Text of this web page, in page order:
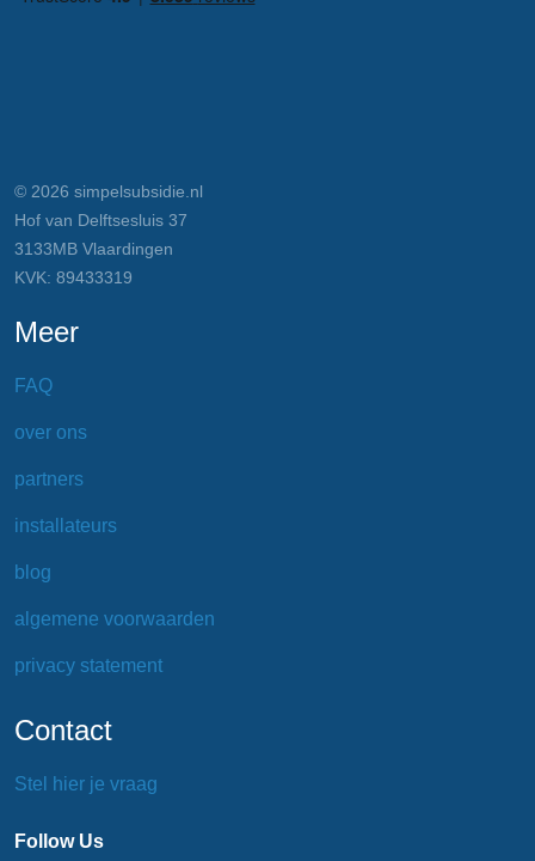
© 2026 simpelsubsidie.nl
Hof van Delftsesluis 37
3133MB Vlaardingen
KVK: 89433319
Meer
FAQ
over ons
partners
installateurs
blog
algemene voorwaarden
privacy statement
Contact
Stel hier je vraag
Follow Us